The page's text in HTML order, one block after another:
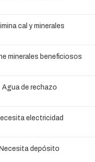
cal y minerales
minerales beneficiosos
Agua de rechazo
electricidad
depósito